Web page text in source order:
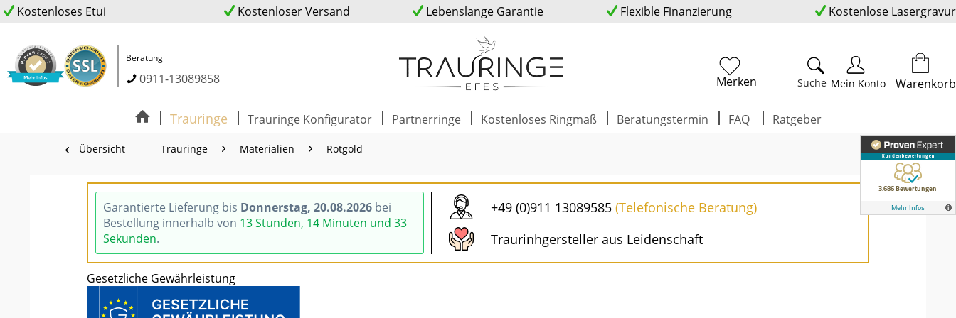
Kostenloses Etui Kostenloser Versand Lebenslange Garantie Flexible Finanzierung Kostenlose Lasergravur
Beratung
0911-13089858 Suche
Merken Mein Konto Warenkorb
Trauringe Trauringe Konfigurator Partnerringe Kostenloses Ringmaß Beratungstermin FAQ Ratgeber
Übersicht Trauringe Materialien Rotgold
Garantierte Lieferung bis Donnerstag, 20.08.2026 bei
Bestellung innerhalb von 13 Stunden, 14 Minuten und 32
Sekunden.
+49 (0)911 13089585(Telefonische Beratung)
Traurinhgersteller aus Leidenschaft
Gesetzliche Gewährleistung